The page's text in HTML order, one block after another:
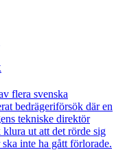
flera svenska
bedrägeriförsök där en
tekniske direktör
ut att det rörde sig
inte ha gått förlorade.